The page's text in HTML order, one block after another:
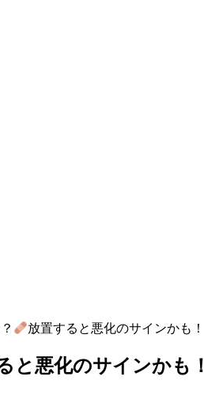
放置すると悪化のサインかも！
と悪化のサインかも！